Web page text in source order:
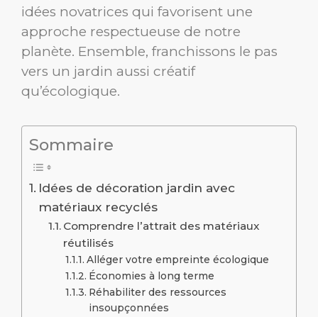
idées novatrices qui favorisent une
approche respectueuse de notre
planète. Ensemble, franchissons le pas
vers un jardin aussi créatif
qu’écologique.
Sommaire
Idées de décoration jardin avec
matériaux recyclés
Comprendre l’attrait des matériaux
réutilisés
Alléger votre empreinte écologique
Économies à long terme
Réhabiliter des ressources
insoupçonnées